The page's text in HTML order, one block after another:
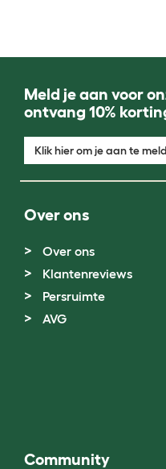
Meld je aan voor
ontvang 10%
Klik hier om je aan te
Over ons
Over ons
Klantenreviews
Persruimte
AVG
Community